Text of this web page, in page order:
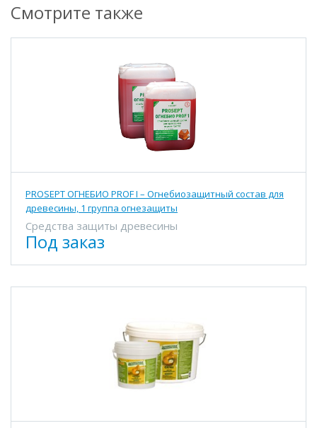
Смотрите также
PROSEPT ОГНЕБИО PROF I – Огнебиозащитный состав для
древесины, 1 группа огнезащиты
Средства защиты древесины
Под заказ